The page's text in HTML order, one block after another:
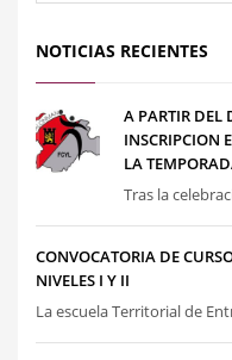
NOTICIAS RECIENTES
A PARTIR DEL
INSCRIPCION
LA
Tras la
CONVOCATORIA DE
NIVELES I Y II
La escuela Territorial de